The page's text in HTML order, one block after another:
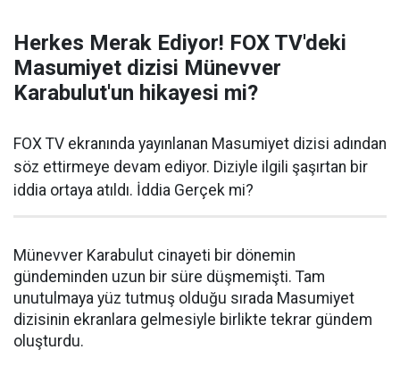
Herkes Merak Ediyor! FOX TV'deki
Masumiyet dizisi Münevver
Karabulut'un hikayesi mi?
FOX TV ekranında yayınlanan Masumiyet dizisi adından
söz ettirmeye devam ediyor. Diziyle ilgili şaşırtan bir
iddia ortaya atıldı. İddia Gerçek mi?
Münevver Karabulut cinayeti bir dönemin
gündeminden uzun bir süre düşmemişti. Tam
unutulmaya yüz tutmuş olduğu sırada Masumiyet
dizisinin ekranlara gelmesiyle birlikte tekrar gündem
oluşturdu.